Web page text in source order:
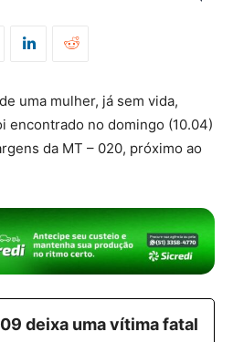
uma mulher, já sem vida,
encontrado no domingo (10.04)
da MT – 020, próximo ao
deixa uma vítima fatal